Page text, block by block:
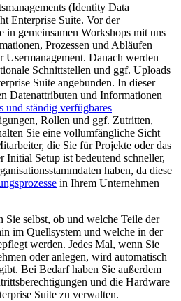
(Identity Data
Enterprise Suite. Vor der
in gemeinsamen Workshops mit uns
Prozessen und Abläufen
Usermanagement. Danach werden
Schnittstellen und ggf. Uploads
Suite angebunden. In dieser
Datenattributen und Informationen
und ständig verfügbares
Rollen und ggf. Zutritten,
Sie eine vollumfängliche Sicht
die Sie für Projekte oder das
Initial Setup ist bedeutend schneller,
haben, da diese
in Ihrem Unternehmen
Sie selbst, ob und welche Teile der
im Quellsystem und welche in der
werden. Jedes Mal, wenn Sie
oder anlegen, wird automatisch
Bei Bedarf haben Sie außerdem
und die Hardware
Suite zu verwalten.